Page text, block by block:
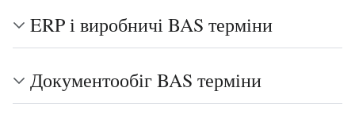
ERP і виробничі BAS терміни
Документообіг BAS терміни